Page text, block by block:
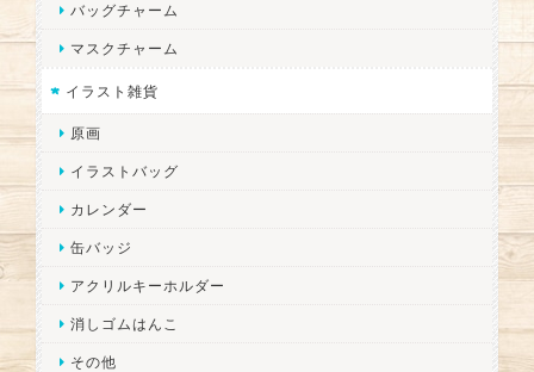
バッグチャーム
マスクチャーム
イラスト雑貨
原画
イラストバッグ
カレンダー
缶バッジ
アクリルキーホルダー
消しゴムはんこ
その他